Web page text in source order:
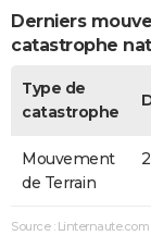
Derniers
catastrophe
Type de
catastrophe
Mouvement
de Terrain
Source :